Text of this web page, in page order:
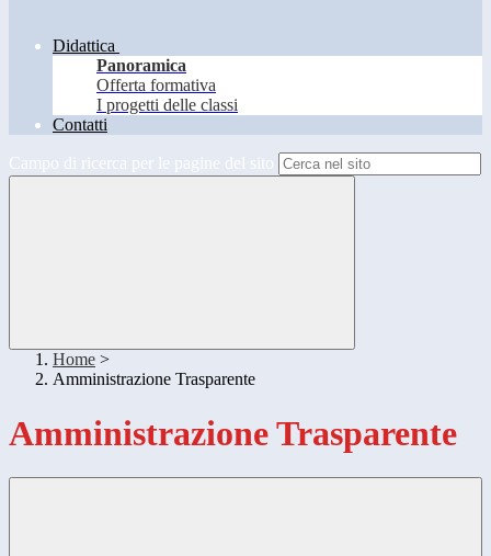
Didattica
Panoramica
Offerta formativa
I progetti delle classi
Contatti
Campo di ricerca per le pagine del sito
Home >
Amministrazione Trasparente
Amministrazione Trasparente